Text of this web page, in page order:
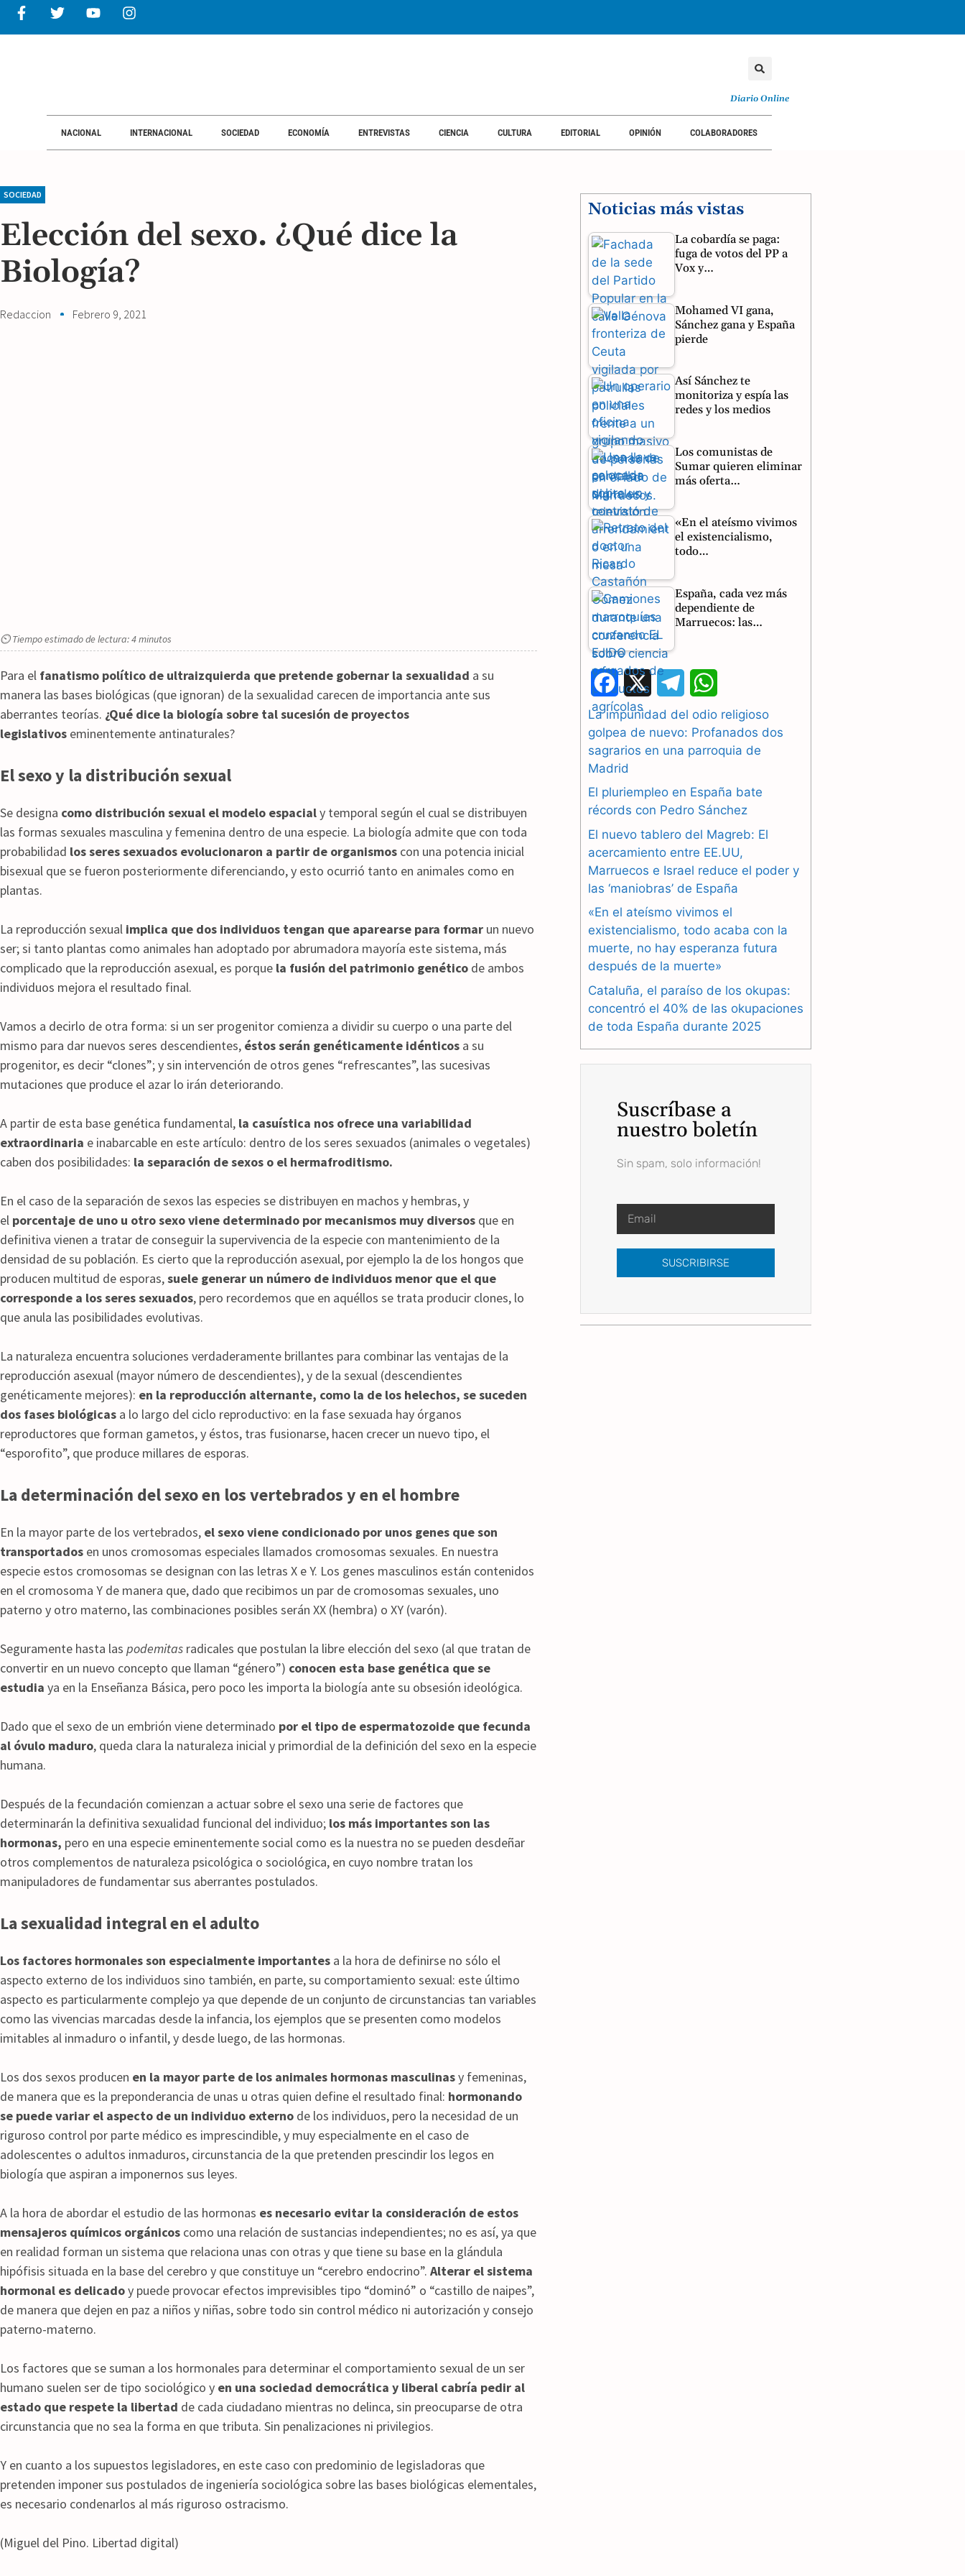
Diario Online
NACIONAL INTERNACIONAL SOCIEDAD ECONOMÍA ENTREVISTAS CIENCIA CULTURA EDITORIAL OPINIÓN COLABORADORES
SOCIEDAD
Elección del sexo. ¿Qué dice la
Biología?
Redaccion Febrero 9, 2021
⏲ Tiempo estimado de lectura: 4 minutos
Para el fanatismo político de ultraizquierda que pretende gobernar la sexualidad a su
manera las bases biológicas (que ignoran) de la sexualidad carecen de importancia ante sus
aberrantes teorías. ¿Qué dice la biología sobre tal sucesión de proyectos
legislativos eminentemente antinaturales?
El sexo y la distribución sexual
Se designa como distribución sexual el modelo espacialy temporal según el cual se distribuyen
las formas sexuales masculina y femenina dentro de una especie. La biología admite que con toda
probabilidad los seres sexuados evolucionaron a partir de organismos con una potencia inicial
bisexual que se fueron posteriormente diferenciando, y esto ocurrió tanto en animales como en
plantas.
La reproducción sexual implica que dos individuos tengan que aparearse para formar un nuevo
ser; si tanto plantas como animales han adoptado por abrumadora mayoría este sistema, más
complicado que la reproducción asexual, es porque la fusión del patrimonio genético de ambos
individuos mejora el resultado final.
Vamos a decirlo de otra forma: si un ser progenitor comienza a dividir su cuerpo o una parte del
mismo para dar nuevos seres descendientes, éstos serán genéticamente idénticos a su
progenitor, es decir “clones”; y sin intervención de otros genes “refrescantes”, las sucesivas
mutaciones que produce el azar lo irán deteriorando.
A partir de esta base genética fundamental, la casuística nos ofrece una variabilidad
extraordinaria e inabarcable en este artículo: dentro de los seres sexuados (animales o vegetales)
caben dos posibilidades: la separación de sexos o el hermafroditismo.
En el caso de la separación de sexos las especies se distribuyen en machos y hembras, y
el porcentaje de uno u otro sexo viene determinado por mecanismos muy diversos que en
definitiva vienen a tratar de conseguir la supervivencia de la especie con mantenimiento de la
densidad de su población. Es cierto que la reproducción asexual, por ejemplo la de los hongos que
producen multitud de esporas,suele generar un número de individuos menor que el que
corresponde a los seres sexuados, pero recordemos que en aquéllos se trata producir clones, lo
que anula las posibilidades evolutivas.
La naturaleza encuentra soluciones verdaderamente brillantes para combinar las ventajas de la
reproducción asexual (mayor número de descendientes), y de la sexual (descendientes
genéticamente mejores): en la reproducción alternante, como la de los helechos, se suceden
dos fases biológicas a lo largo del ciclo reproductivo: en la fase sexuada hay órganos
reproductores que forman gametos, y éstos, tras fusionarse, hacen crecer un nuevo tipo, el
“esporofito”, que produce millares de esporas.
La determinación del sexo en los vertebrados y en el hombre
En la mayor parte de los vertebrados, el sexo viene condicionado por unos genes que son
transportados en unos cromosomas especiales llamados cromosomas sexuales. En nuestra
especie estos cromosomas se designan con las letras X e Y. Los genes masculinos están contenidos
en el cromosoma Y de manera que, dado que recibimos un par de cromosomas sexuales, uno
paterno y otro materno, las combinaciones posibles serán XX (hembra) o XY (varón).
Seguramente hasta las podemitas radicales que postulan la libre elección del sexo (al que tratan de
convertir en un nuevo concepto que llaman “género”) conocen esta base genética que se
estudia ya en la Enseñanza Básica, pero poco les importa la biología ante su obsesión ideológica.
Dado que el sexo de un embrión viene determinado por el tipo de espermatozoide que fecunda
al óvulo maduro, queda clara la naturaleza inicial y primordial de la definición del sexo en la especie
humana.
Después de la fecundación comienzan a actuar sobre el sexo una serie de factores que
determinarán la definitiva sexualidad funcional del individuo; los más importantes son las
hormonas, pero en una especie eminentemente social como es la nuestra no se pueden desdeñar
otros complementos de naturaleza psicológica o sociológica, en cuyo nombre tratan los
manipuladores de fundamentar sus aberrantes postulados.
La sexualidad integral en el adulto
Los factores hormonales son especialmente importantes a la hora de definirse no sólo el
aspecto externo de los individuos sino también, en parte, su comportamiento sexual: este último
aspecto es particularmente complejo ya que depende de un conjunto de circunstancias tan variables
como las vivencias marcadas desde la infancia, los ejemplos que se presenten como modelos
imitables al inmaduro o infantil, y desde luego, de las hormonas.
Los dos sexos producen en la mayor parte de los animales hormonas masculinasy femeninas,
de manera que es la preponderancia de unas u otras quien define el resultado final: hormonando
se puede variar el aspecto de un individuo externo de los individuos, pero la necesidad de un
riguroso control por parte médico es imprescindible, y muy especialmente en el caso de
adolescentes o adultos inmaduros, circunstancia de la que pretenden prescindir los legos en
biología que aspiran a imponernos sus leyes.
A la hora de abordar el estudio de las hormonas es necesario evitar la consideración de estos
mensajeros químicos orgánicos como una relación de sustancias independientes; no es así, ya que
en realidad forman un sistema que relaciona unas con otras y que tiene su base en la glándula
hipófisis situada en la base del cerebro y que constituye un “cerebro endocrino”. Alterar el sistema
hormonal es delicadoy puede provocar efectos imprevisibles tipo “dominó” o “castillo de naipes”,
de manera que dejen en paz a niños y niñas, sobre todo sin control médico ni autorización y consejo
paterno-materno.
Los factores que se suman a los hormonales para determinar el comportamiento sexual de un ser
humano suelen ser de tipo sociológico y en una sociedad democrática y liberal cabría pedir al
estado que respete la libertad de cada ciudadano mientras no delinca, sin preocuparse de otra
circunstancia que no sea la forma en que tributa. Sin penalizaciones ni privilegios.
Y en cuanto a los supuestos legisladores, en este caso con predominio de legisladoras que
pretenden imponer sus postulados de ingeniería sociológica sobre las bases biológicas elementales,
es necesario condenarlos al más riguroso ostracismo.
(Miguel del Pino. Libertad digital)
Noticias más vistas
La cobardía se paga:
fuga de votos del PP a
Vox y…
Mohamed VI gana,
Sánchez gana y España
pierde
Así Sánchez te
monitoriza y espía las
redes y los medios
Los comunistas de
Sumar quieren eliminar
más oferta…
«En el ateísmo vivimos
el existencialismo,
todo…
España, cada vez más
dependiente de
Marruecos: las…
F
a
c
e
b
o
o
k
e
l
g
r
a
m
h
a
s
A
p
p
La impunidad del odio religioso
golpea de nuevo: Profanados dos
sagrarios en una parroquia de
Madrid
El pluriempleo en España bate
récords con Pedro Sánchez
El nuevo tablero del Magreb: El
acercamiento entre EE.UU,
Marruecos e Israel reduce el poder y
las ‘maniobras’ de España
«En el ateísmo vivimos el
existencialismo, todo acaba con la
muerte, no hay esperanza futura
después de la muerte»
Cataluña, el paraíso de los okupas:
concentró el 40% de las okupaciones
de toda España durante 2025
Suscríbase a
nuestro boletín
Sin spam, solo información!
SUSCRIBIRSE